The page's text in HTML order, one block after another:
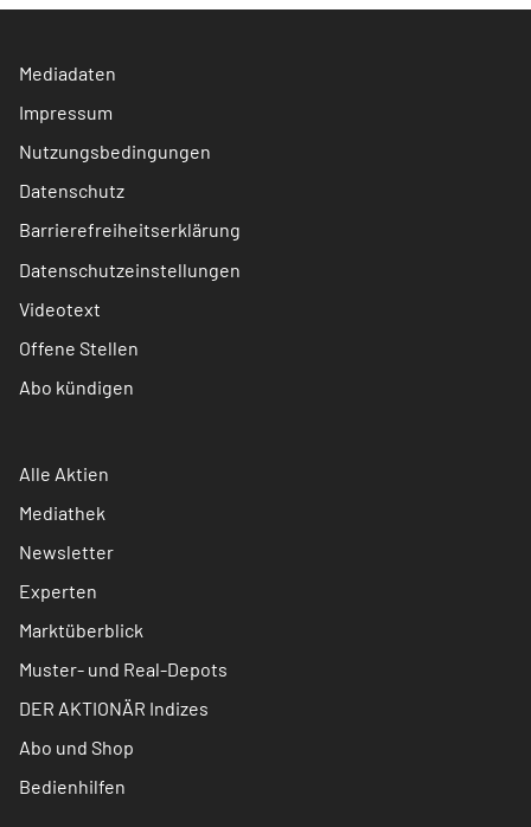
Mediadaten
Impressum
Nutzungsbedingungen
Datenschutz
Barrierefreiheitserklärung
Datenschutzeinstellungen
Videotext
Offene Stellen
Abo kündigen
Alle Aktien
Mediathek
Newsletter
Experten
Marktüberblick
Muster- und Real-Depots
DER AKTIONÄR Indizes
Abo und Shop
Bedienhilfen